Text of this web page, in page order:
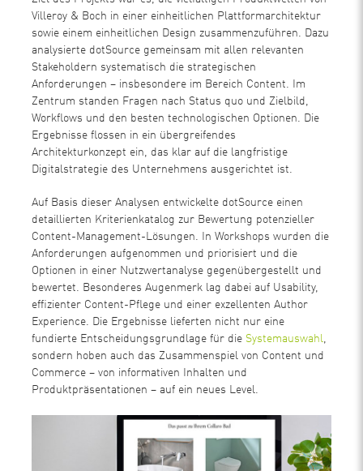
Villeroy & Boch in einer einheitlichen Plattformarchitektur
sowie einem einheitlichen Design zusammenzuführen. Dazu
analysierte dotSource gemeinsam mit allen relevanten
Stakeholdern systematisch die strategischen
Anforderungen – insbesondere im Bereich Content. Im
Zentrum standen Fragen nach Status quo und Zielbild,
Workflows und den besten technologischen Optionen. Die
Ergebnisse flossen in ein übergreifendes
Architekturkonzept ein, das klar auf die langfristige
Digitalstrategie des Unternehmens ausgerichtet ist.
Auf Basis dieser Analysen entwickelte dotSource einen
detaillierten Kriterienkatalog zur Bewertung potenzieller
Content-Management-Lösungen. In Workshops wurden die
Anforderungen aufgenommen und priorisiert und die
Optionen in einer Nutzwertanalyse gegenübergestellt und
bewertet. Besonderes Augenmerk lag dabei auf Usability,
effizienter Content-Pflege und einer exzellenten Author
Experience. Die Ergebnisse lieferten nicht nur eine
fundierte Entscheidungsgrundlage für die Systemauswahl,
sondern hoben auch das Zusammenspiel von Content und
Commerce – von informativen Inhalten und
Produktpräsentationen – auf ein neues Level.